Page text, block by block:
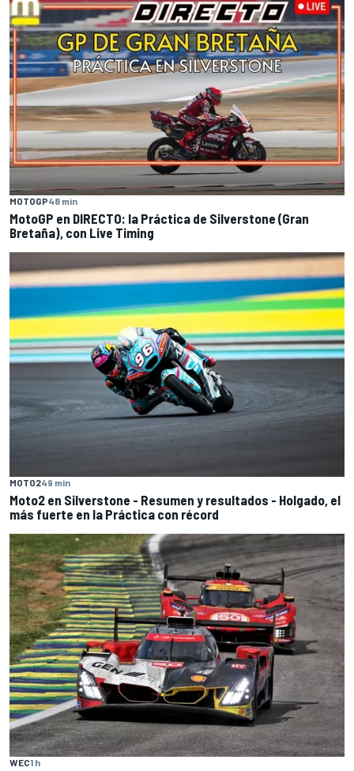
MOTOGP48 min
MotoGP en DIRECTO: la Práctica de Silverstone (Gran
Bretaña), con Live Timing
MOTO249 min
Moto2 en Silverstone - Resumen y resultados - Holgado, el
más fuerte en la Práctica con récord
WEC1 h